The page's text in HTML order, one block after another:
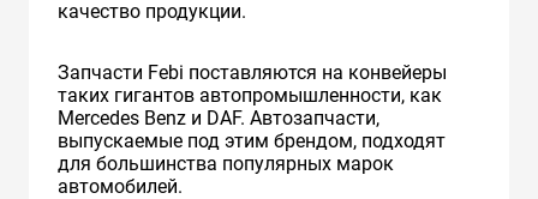
качество продукции.
Запчасти Febi поставляются на конвейеры
таких гигантов автопромышленности, как
Mercedes Benz и DAF. Автозапчасти,
выпускаемые под этим брендом, подходят
для большинства популярных марок
автомобилей.